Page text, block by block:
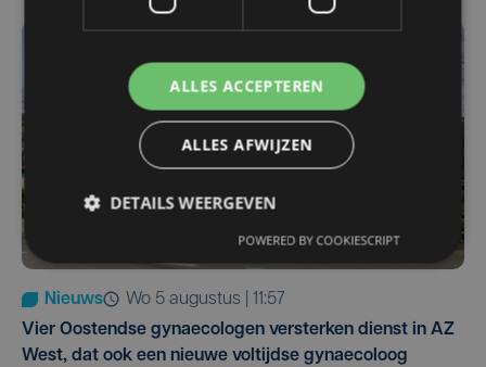
Nieuws
wo 5 augustus | 11:57
Vier Oostendse gynaecologen versterken dienst in AZ
West, dat ook een nieuwe voltijdse gynaecoloog
ALLES ACCEPTEREN
ALLES AFWIJZEN
DETAILS WEERGEVEN
POWERED BY COOKIESCRIPT